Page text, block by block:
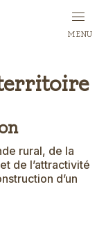
MENU
rural, de la
de l’attractivité
d’un